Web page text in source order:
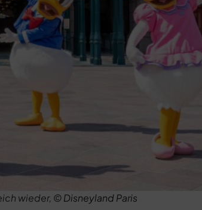
wieder, ©Disneyland Paris